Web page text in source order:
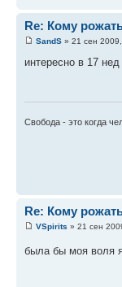
Re: Кому
SandS » 21 сен
интересно в 17
Свобода - это когда
Re: Кому
VSpirits » 21 сен
была бы моя воля